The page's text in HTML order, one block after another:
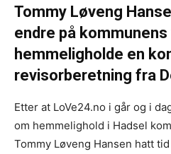
Tommy Løveng
endre på
hemmeligholde en
revisorberetning fra
Etter at LoVe24.no i går og i
om hemmelighold i Hadsel
Tommy Løveng Hansen hatt